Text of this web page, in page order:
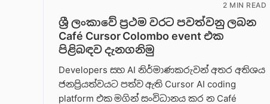
2 MIN READ
ශ්‍රී ලංකාවේ ප්‍රථම වරට පවත්වනු ලබන
Café Cursor Colombo event එක
පිළිබඳව දැනගනිමු
Developers සහ AI නිර්මාණකරුවන් අතර අතිශය
ජනප්‍රියත්වයට පත්ව ඇති Cursor AI coding
platform එක මගින් සංවිධානය කර න Café